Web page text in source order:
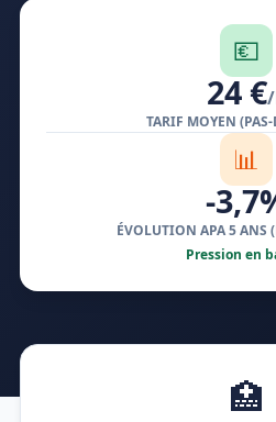
💶
24 €
TARIF MOYEN
📊
-
ÉVOLUTION APA 5 ANS
Pression en
🏥